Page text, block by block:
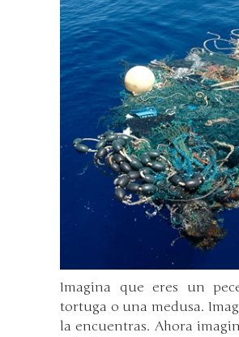
Imagina que eres un
tortuga o una medusa.
la encuentras. Ahora